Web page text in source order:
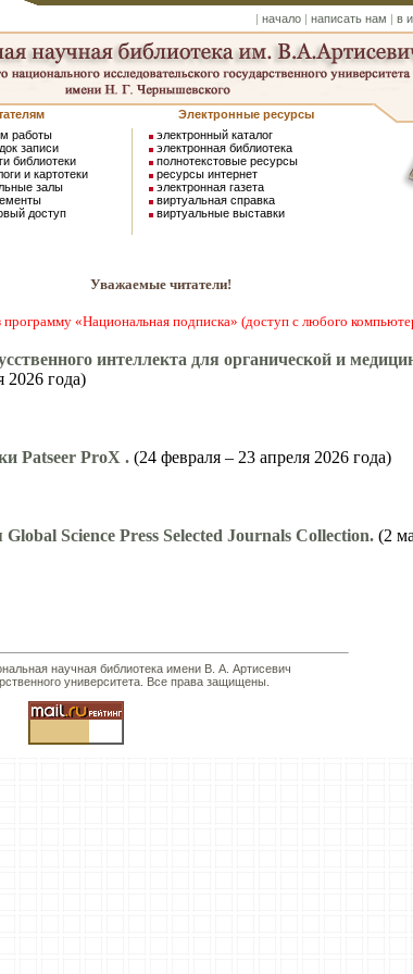
| начало | написать нам | в
Электронные ресурсы
работы
записи
библиотеки
и картотеки
залы
доступ
электронный каталог
электронная библиотека
полнотекстовые ресурсы
ресурсы интернет
электронная газета
виртуальная справка
виртуальные выставки
Уважаемые читатели!
«Национальная подписка» (доступ с любого
интеллекта для органической и
2026 года)
Patseer ProX . (24 февраля – 23 апреля 2026 года)
Science Press Selected Journals Collection. (2
научная библиотека имени В. А. Артисевич
университета. Все права защищены.